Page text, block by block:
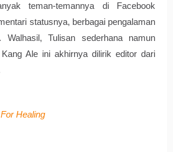
teman-temannya di Facebook
statusnya, berbagai pengalaman
Walhasil, Tulisan sederhana namun
Ale ini akhirnya dilirik editor dari
Healing